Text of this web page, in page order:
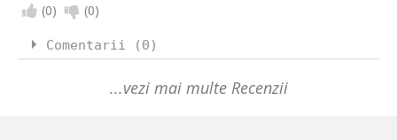
(0) (0)
Comentarii (0)
...vezi mai multe Recenzii